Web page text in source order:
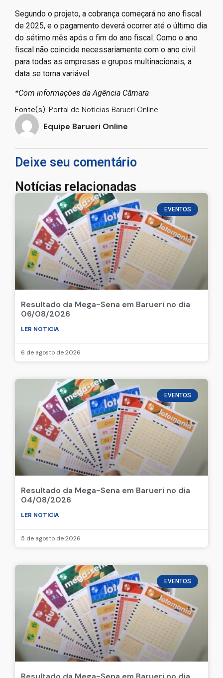
Segundo o projeto, a cobrança começará no ano fiscal
de 2025, e o pagamento deverá ocorrer até o último dia
do sétimo mês após o fim do ano fiscal. Como o ano
fiscal não coincide necessariamente com o ano civil
para todas as empresas e grupos multinacionais, a
data se torna variável.
*Com informações da Agência Câmara
Fonte(s): Portal de Noticias Barueri Online
Equipe Barueri Online
Deixe seu comentário
Notícias relacionadas
EVENTOS
Resultado da Mega-Sena em Barueri no dia
06/08/2026
LER NOTICIA
6 de agosto de 2026
EVENTOS
Resultado da Mega-Sena em Barueri no dia
04/08/2026
LER NOTICIA
5 de agosto de 2026
EVENTOS